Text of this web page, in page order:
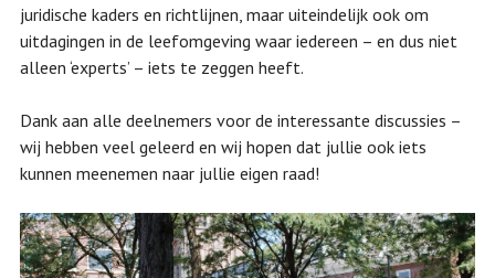
juridische kaders en richtlijnen, maar uiteindelijk ook om
uitdagingen in de leefomgeving waar iedereen – en dus niet
alleen ‘experts’ – iets te zeggen heeft.
Dank aan alle deelnemers voor de interessante discussies –
wij hebben veel geleerd en wij hopen dat jullie ook iets
kunnen meenemen naar jullie eigen raad!